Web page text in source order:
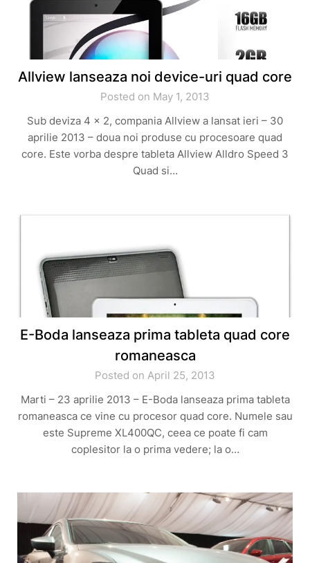
Allview lanseaza noi device-uri quad core
Posted on May 1, 2013
Sub deviza 4 x 2, compania Allview a lansat ieri – 30
aprilie 2013 – doua noi produse cu procesoare quad
core. Este vorba despre tableta Allview Alldro Speed 3
Quad si…
E-Boda lanseaza prima tableta quad core
romaneasca
Posted on April 25, 2013
Marti – 23 aprilie 2013 – E-Boda lanseaza prima tableta
romaneasca ce vine cu procesor quad core. Numele sau
este Supreme XL400QC, ceea ce poate fi cam
coplesitor la o prima vedere; la o…